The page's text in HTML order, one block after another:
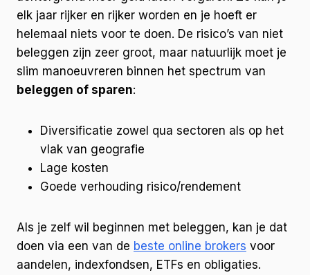
elk jaar rijker en rijker worden en je hoeft er
helemaal niets voor te doen. De risico’s van niet
beleggen zijn zeer groot, maar natuurlijk moet je
slim manoeuvreren binnen het spectrum van
beleggen of sparen:
Diversificatie zowel qua sectoren als op het
vlak van geografie
Lage kosten
Goede verhouding risico/rendement
Als je zelf wil beginnen met beleggen, kan je dat
doen via een van de beste online brokers voor
aandelen, indexfondsen, ETFs en obligaties.